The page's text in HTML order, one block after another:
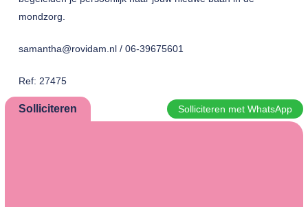
mondzorg.
samantha@rovidam.nl / 06-39675601
Ref: 27475
Solliciteren Solliciteren met WhatsApp